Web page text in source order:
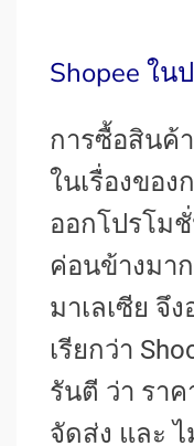
Shopee ใน
การซื้อสินค้
ในเรื่องของ
ออกโปรโม
ค่อนข้างมา
มาเลเซีย จึ
เรียกว่า
รันตี ว่า รา
จัดส่ง และ